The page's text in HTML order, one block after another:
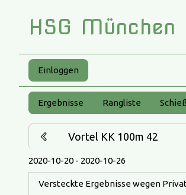
HSG München
Einloggen
Ergebnisse Rangliste
Vortel KK 100m 42
2020-10-20 - 2020-10-26
Versteckte Ergebnisse wegen